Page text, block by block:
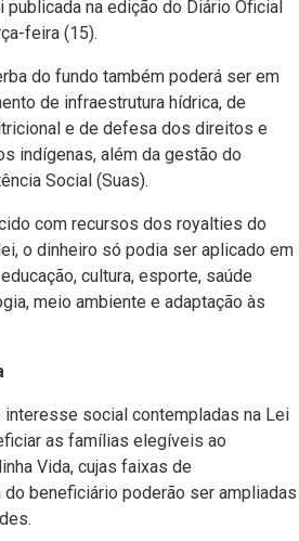
publicada na edição do Diário Oficial
feira (15).
do fundo também poderá ser em
de infraestrutura hídrica, de
e de defesa dos direitos e
indígenas, além da gestão do
Social (Suas).
com recursos dos royalties do
o dinheiro só podia ser aplicado em
cultura, esporte, saúde
meio ambiente e adaptação às
interesse social contempladas na Lei
as famílias elegíveis ao
Vida, cujas faixas de
do beneficiário poderão ser ampliadas